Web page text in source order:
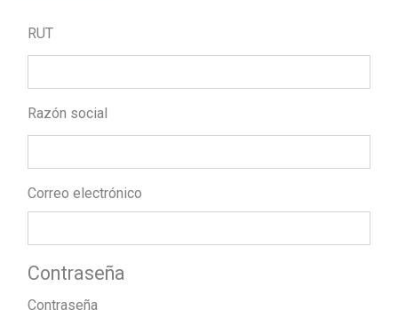
RUT
Razón social
Correo electrónico
Contraseña
Contraseña